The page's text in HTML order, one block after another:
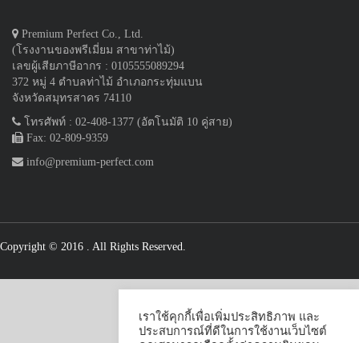
Premium Perfect Co., Ltd.
(โรงงานของพรีเมี่ยม สาขาท่าไม้)
เลขผู้เสียภาษีอากร : 0105555089294
372 หมู่ 4 ตำบลท่าไม้ อำเภอกระทุ่มแบน
จังหวัดสมุทรสาคร 74110
โทรศัพท์ : 02-408-1377 (อัตโนมัติ 10 คู่สาย)
Fax: 02-809-9359
info@premium-perfect.com
Copyright © 2016 . All Rights Reserved.
เราใช้คุกกี้เพื่อเพิ่มประสิทธิภาพ และ
ประสบการณ์ที่ดีในการใช้งานเว็บไซต์